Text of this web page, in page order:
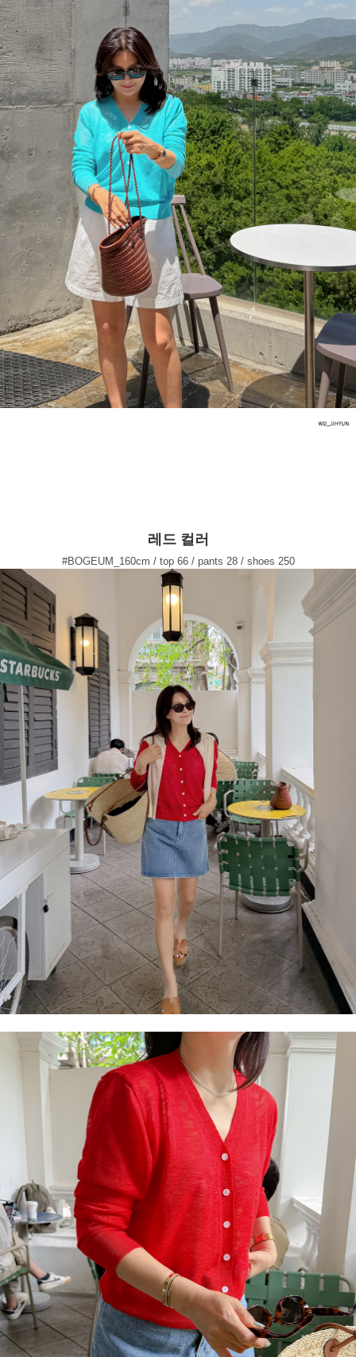
레드 컬러
#BOGEUM_160cm / top 66 / pants 28 / shoes 250